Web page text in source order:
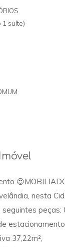
1 suíte)
nesta
peças:
37,22m²,